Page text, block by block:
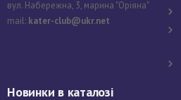
вул. Набережна, 3, марина "Оріяна"
mail: kater-club@ukr.net
Новинки в каталозі